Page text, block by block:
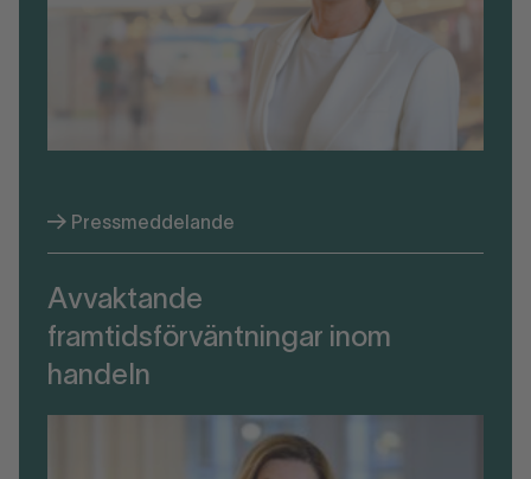
Pressmeddelande
Avvaktande
framtidsförväntningar inom
handeln